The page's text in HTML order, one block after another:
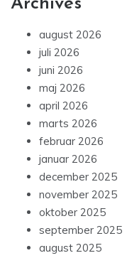
Archives
august 2026
juli 2026
juni 2026
maj 2026
april 2026
marts 2026
februar 2026
januar 2026
december 2025
november 2025
oktober 2025
september 2025
august 2025